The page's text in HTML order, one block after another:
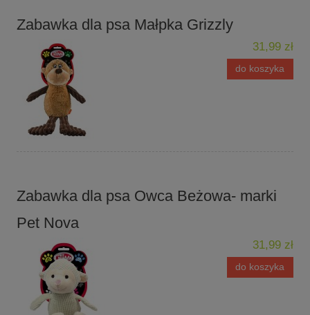
Zabawka dla psa Małpka Grizzly
31,99 zł
do koszyka
Zabawka dla psa Owca Beżowa- marki
Pet Nova
31,99 zł
do koszyka